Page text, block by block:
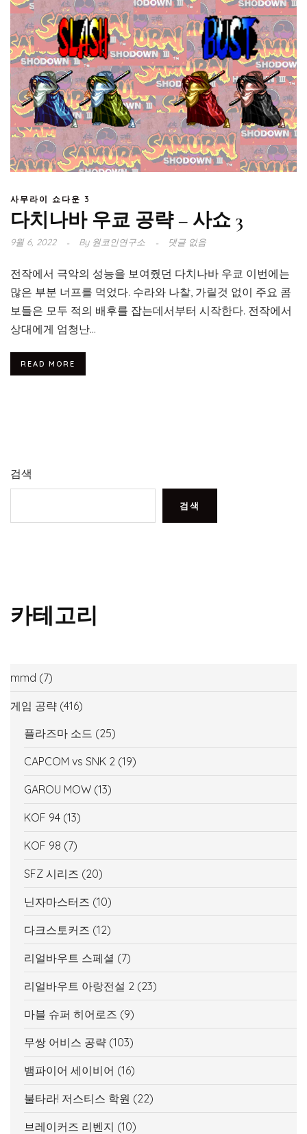
사무라이 쇼다운 3
다치나바 우쿄 공략 – 사쇼 3
9월 6, 2022 By원코인연구소 댓글 없음
전작에서 극악의 성능을 보여줬던 다치나바 우쿄 이번에는
많은 부분 너프를 먹었다. 수라와 나찰, 가릴것 없이 주요 콤
보들은 모두 적의 배후를 잡는데서부터 시작한다. 전작에서
상대에게 엄청난...
READ MORE
검색
검색
카테고리
mmd (7)
게임 공략 (416)
플라즈마 소드 (25)
CAPCOM vs SNK 2 (19)
GAROU MOW (13)
KOF 94 (13)
KOF 98 (7)
SFZ 시리즈 (20)
닌자마스터즈 (10)
다크스토커즈 (12)
리얼바우트 스페셜 (7)
리얼바우트 아랑전설 2 (23)
마블 슈퍼 히어로즈 (9)
무쌍 어비스 공략 (103)
뱀파이어 세이비어 (16)
불타라! 저스티스 학원 (22)
브레이커즈 리벤지 (10)